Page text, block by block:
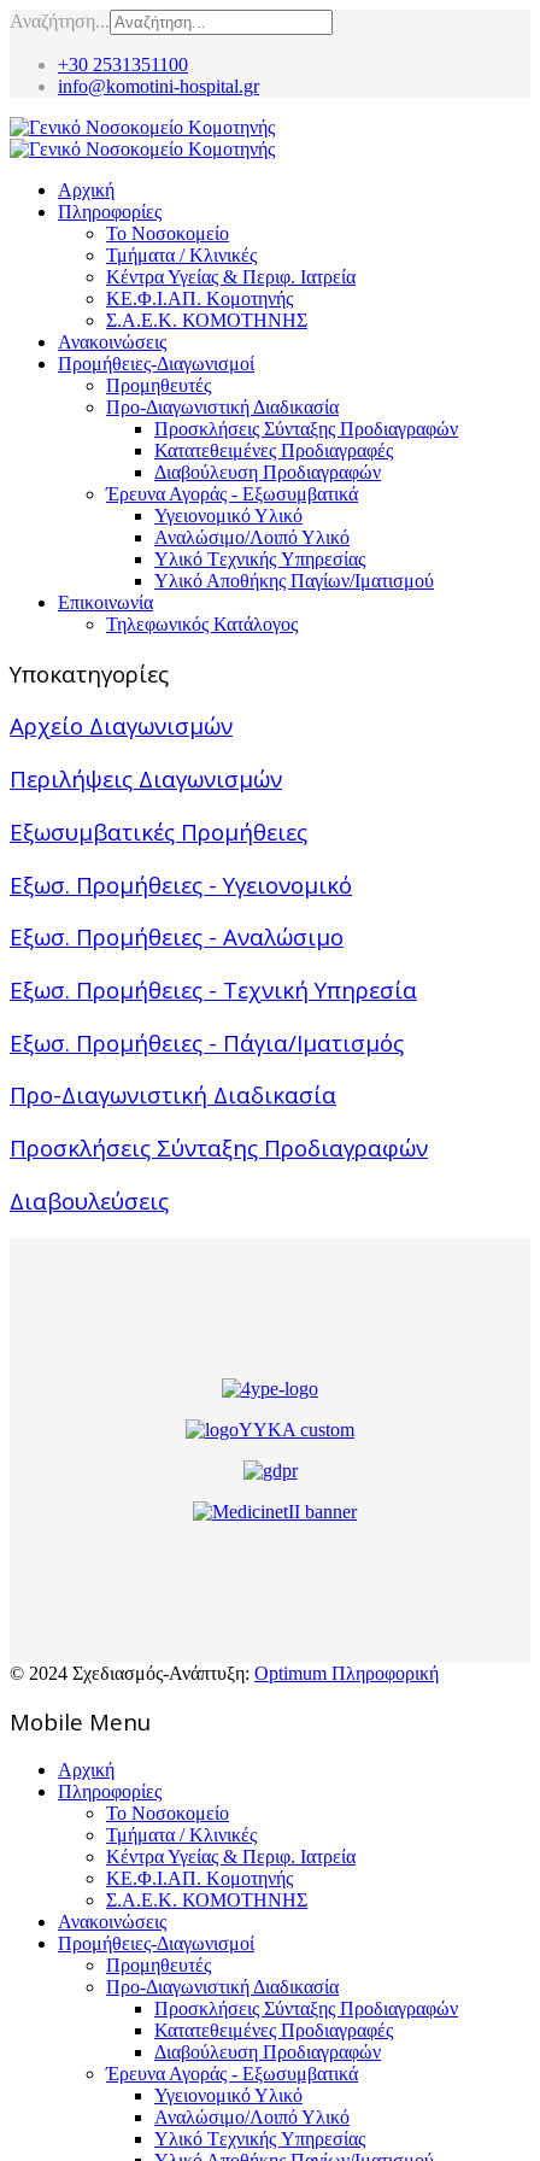
Αναζήτηση...
+30 2531351100
info@komotini-hospital.gr
Αρχική
Πληροφορίες
Το Νοσοκομείο
Τμήματα / Κλινικές
Κέντρα Υγείας & Περιφ. Ιατρεία
ΚΕ.Φ.Ι.ΑΠ. Κομοτηνής
Σ.Α.Ε.Κ. ΚΟΜΟΤΗΝΗΣ
Ανακοινώσεις
Προμήθειες-Διαγωνισμοί
Προμηθευτές
Προ-Διαγωνιστική Διαδικασία
Προσκλήσεις Σύνταξης Προδιαγραφών
Κατατεθειμένες Προδιαγραφές
Διαβούλευση Προδιαγραφών
Έρευνα Αγοράς - Εξωσυμβατικά
Υγειονομικό Υλικό
Αναλώσιμο/Λοιπό Υλικό
Υλικό Tεχνικής Yπηρεσίας
Υλικό Αποθήκης Παγίων/Ιματισμού
Επικοινωνία
Τηλεφωνικός Κατάλογος
Υποκατηγορίες
Αρχείο Διαγωνισμών
Περιλήψεις Διαγωνισμών
Εξωσυμβατικές Προμήθειες
Εξωσ. Προμήθειες - Υγειονομικό
Εξωσ. Προμήθειες - Αναλώσιμο
Εξωσ. Προμήθειες - Τεχνική Υπηρεσία
Εξωσ. Προμήθειες - Πάγια/Ιματισμός
Προ-Διαγωνιστική Διαδικασία
Προσκλήσεις Σύνταξης Προδιαγραφών
Διαβουλεύσεις
© 2024 Σχεδιασμός-Ανάπτυξη: Optimum Πληροφορική
Mοbile Menu
Αρχική
Πληροφορίες
Το Νοσοκομείο
Τμήματα / Κλινικές
Κέντρα Υγείας & Περιφ. Ιατρεία
ΚΕ.Φ.Ι.ΑΠ. Κομοτηνής
Σ.Α.Ε.Κ. ΚΟΜΟΤΗΝΗΣ
Ανακοινώσεις
Προμήθειες-Διαγωνισμοί
Προμηθευτές
Προ-Διαγωνιστική Διαδικασία
Προσκλήσεις Σύνταξης Προδιαγραφών
Κατατεθειμένες Προδιαγραφές
Διαβούλευση Προδιαγραφών
Έρευνα Αγοράς - Εξωσυμβατικά
Υγειονομικό Υλικό
Αναλώσιμο/Λοιπό Υλικό
Υλικό Tεχνικής Yπηρεσίας